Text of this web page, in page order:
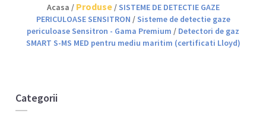
Acasa / Produse/SISTEME DE DETECTIE GAZE
PERICULOASE SENSITRON /Sisteme de detectie gaze
periculoase Sensitron - Gama Premium / Detectori de gaz
SMART S-MS MED pentru mediu maritim (certificati Lloyd)
Categorii